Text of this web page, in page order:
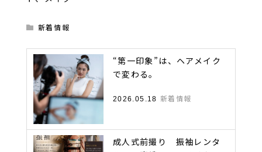
新着情報
“第一印象”は、ヘアメイク
で変わる。
2026.05.18 新着情報
成人式前撮り 振袖レンタ